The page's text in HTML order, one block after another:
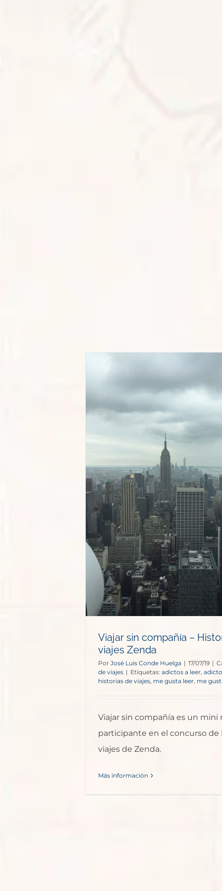
Viajar sin compañía –
viajes Zenda
Por José Luis Conde Huelga | 17/07/19 |
de viajes | Etiquetas: adictos a leer,
historias de viajes, me gusta leer, me
Viajar sin compañía es un mini
participante en el concurso de
viajes de Zenda.
Más información